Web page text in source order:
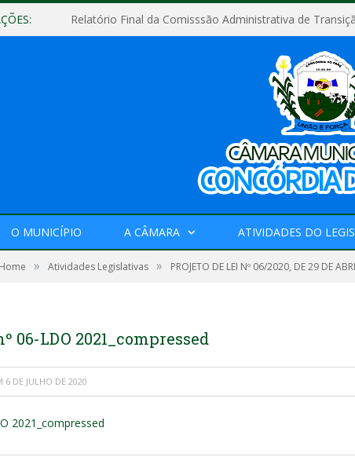
O MUNICÍPIO A CÂMARA ATIVIDADES DO
Home » Atividades Legislativas » PROJETO DE LEI Nº 06/2020, DE 29 DE
06-LDO 2021_compressed
6 DE JULHO DE 2020
2021_compressed